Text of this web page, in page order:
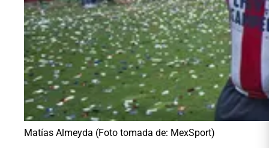
Matías Almeyda (Foto tomada de: MexSport)